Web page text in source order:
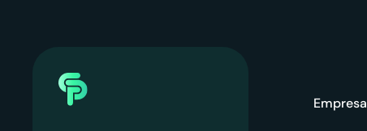
Empresa